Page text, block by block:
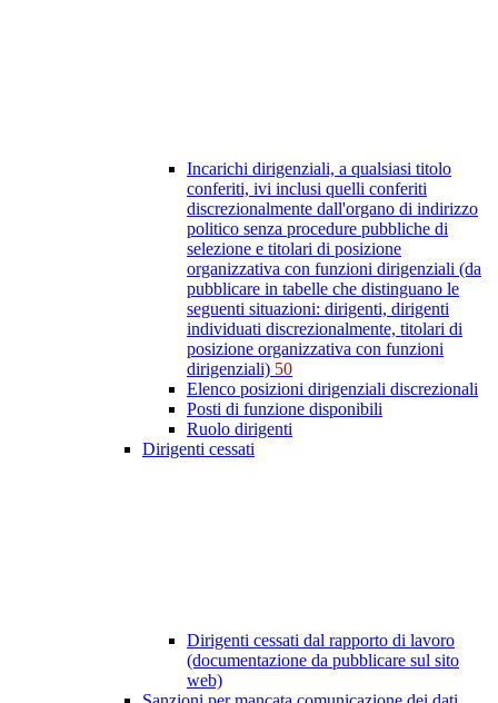
Incarichi dirigenziali, a qualsiasi titolo
conferiti, ivi inclusi quelli conferiti
discrezionalmente dall'organo di indirizzo
politico senza procedure pubbliche di
selezione e titolari di posizione
organizzativa con funzioni dirigenziali (da
pubblicare in tabelle che distinguano le
seguenti situazioni: dirigenti, dirigenti
individuati discrezionalmente, titolari di
posizione organizzativa con funzioni
dirigenziali) 50
Elenco posizioni dirigenziali discrezionali
Posti di funzione disponibili
Ruolo dirigenti
Dirigenti cessati
Dirigenti cessati dal rapporto di lavoro
(documentazione da pubblicare sul sito
web)